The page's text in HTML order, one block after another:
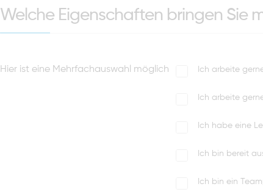
Welche Eigenschaften bringen Sie
Hier ist eine Mehrfachauswahl möglich Ich arbeite
Ich arbeite
Ich habe eine
Ich bin bereit
Ich bin ein